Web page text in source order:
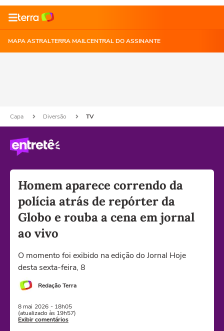
MAPA ASTRALTERRA MAILCENTRAL DO ASSINANTE
Capa Diversão TV
Homem aparece correndo da
polícia atrás de repórter da
Globo e rouba a cena em jornal
ao vivo
O momento foi exibido na edição do Jornal Hoje
desta sexta-feira, 8
Redação Terra
8 mai 2026 - 18h05
(atualizado às 19h57)
Exibir comentários